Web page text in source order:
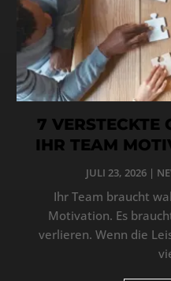
7 VERSTECKTE
IHR TEAM
JULI 23, 2026|
Ihr Team braucht
Motivation. Es
verlieren. Wenn die